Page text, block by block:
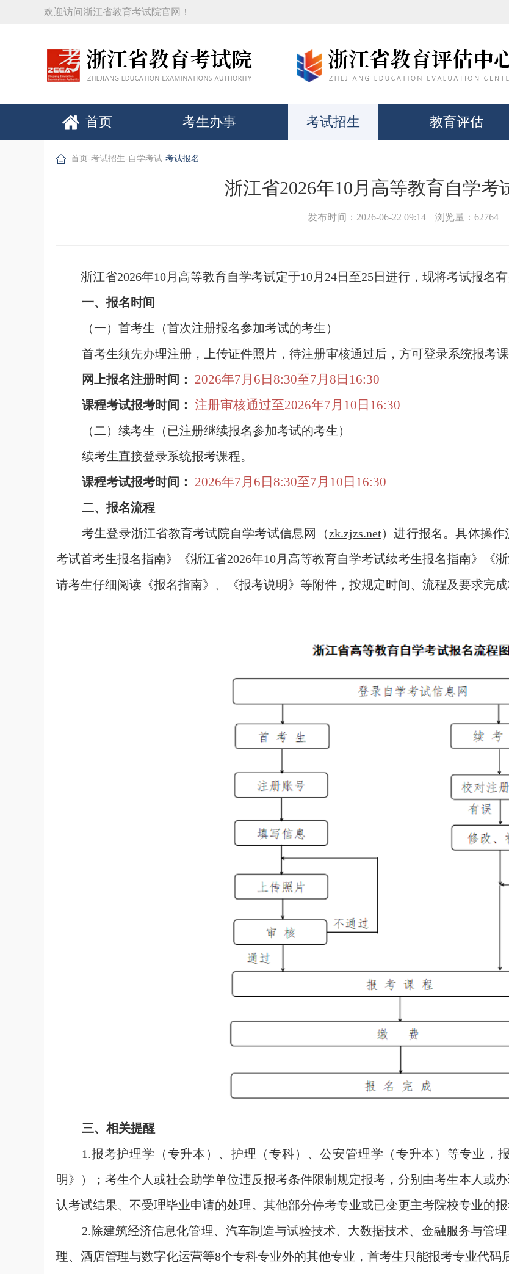
欢迎访问浙江省教育考试院官网！
首页 考生办事 考试招生 教育评估
首页 -考试招生- 自学考试-考试报名
浙江省2026年10月高等教育自学考
发布时间：2026-06-22 09:14 浏览量： 62764
浙江省2026年10月高等教育自学考试定于10月24日至25日进行，现将考试报名有
一、报名时间
（一）首考生（首次注册报名参加考试的考生）
首考生须先办理注册，上传证件照片，待注册审核通过后，方可登录系统报考课
网上报名注册时间：
2026年7月6日8:30至7月8日16:30
课程考试报考时间： 注册审核通过至2026年7月10日16:30
（二）续考生（已注册继续报名参加考试的考生）
续考生直接登录系统报考课程。
课程考试报考时间：
2026年7月6日8:30至7月10日16:30
二、报名流程
考生登录浙江省教育考试院自学考试信息网（zk.zjzs.net）进行报名。具体操
考试首考生报名指南》《浙江省2026年10月高等教育自学考试续考生报名指南》《
请考生仔细阅读《报名指南》、《报考说明》等附件，按规定时间、流程及要求完成
三、相关提醒
1.报考护理学（专升本）、护理（专科）、公安管理学（专升本）等专业，
明》）；考生个人或社会助学单位违反报考条件限制规定报考，分别由考生本人或
认考试结果、不受理毕业申请的处理。其他部分停考专业或已变更主考院校专业的报
2.除建筑经济信息化管理、汽车制造与试验技术、大数据技术、金融服务与管
理、酒店管理与数字化运营等8个专科专业外的其他专业，首考生只能报考专业代码